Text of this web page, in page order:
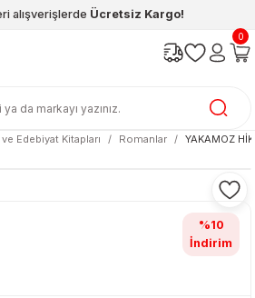
alışverişlerde Ücretsiz Kargo!
Dön
Dön
Dön
Dön
Dön
Dön
0
Edebiyat Kitapları Romanlar YAKAMOZ
%10
İndirim